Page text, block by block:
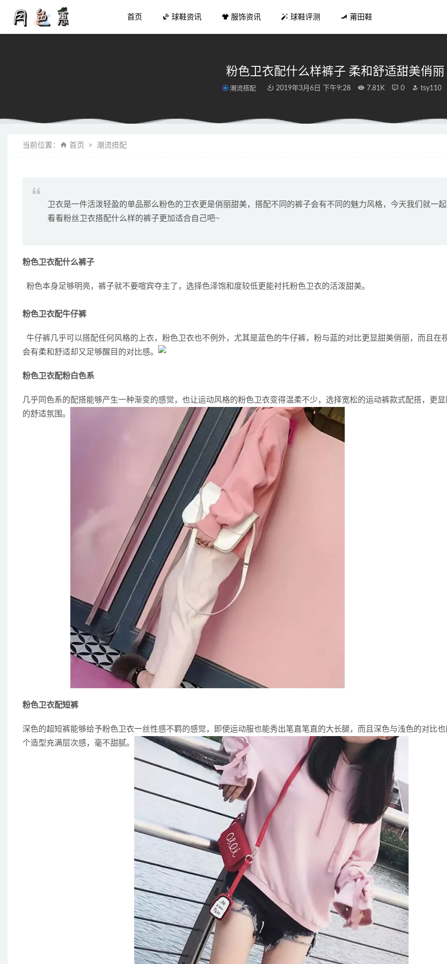
首页 球鞋资讯 服饰资讯 球鞋评测 莆田鞋
粉色卫衣配什么样裤子 柔和舒适甜美俏丽
潮流搭配 2019年3月6日 下午9:28 7.81K 0 tsy110
当前位置： 首页 潮流搭配
卫衣是一件活泼轻盈的单品那么粉色的卫衣更是俏丽甜美，搭配不同的裤子会有不同的魅力风格，今天我们就一
看看粉丝卫衣搭配什么样的裤子更加适合自己吧~
粉色卫衣配什么裤子
粉色本身足够明亮，裤子就不要喧宾夺主了，选择色泽饱和度较低更能衬托粉色卫衣的活泼甜美。
粉色卫衣配牛仔裤
牛仔裤几乎可以搭配任何风格的上衣，粉色卫衣也不例外，尤其是蓝色的牛仔裤，粉与蓝的对比更显甜美俏丽，而且在
会有柔和舒适却又足够醒目的对比感。
粉色卫衣配粉白色系
几乎同色系的配搭能够产生一种渐变的感觉，也让运动风格的粉色卫衣变得温柔不少，选择宽松的运动裤款式配搭，更
的舒适氛围。
粉色卫衣配短裤
深色的超短裤能够给予粉色卫衣一丝性感不羁的感觉，即使运动服也能秀出笔直笔直的大长腿，而且深色与浅色的对比
个造型充满层次感，毫不甜腻。
李宁反伍 2 Low 全新“惟楚有材”配色鞋款曝光 2021-09-01